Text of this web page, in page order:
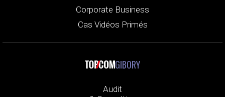
Corporate Business
Cas Vidéos Primés
GIBORY
Audit